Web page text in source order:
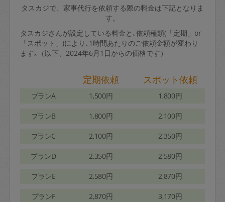
タスカジで、家事代行を依頼する際の料金は下記となりま
す。
タスカジさんが設定している料金と､依頼種類(「定期」or
「スポット」)により､1時間あたりのご依頼金額が変わり
ます｡（以下、2024年6月1日からの価格です）
定期依頼 スポット依頼
プランA 1,500円 1,800円
プランB 1,800円 2,100円
プランC 2,100円 2,350円
プランD 2,350円 2,580円
プランE 2,580円 2,870円
プランF 2,870円 3,170円